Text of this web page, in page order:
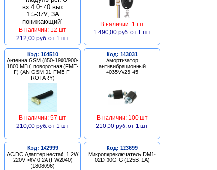
В наличии: 12 шт
212,00 руб. от 1 шт
В наличии: 1 шт
1 490,00 руб. от 1 шт
Код: 104510
Антенна GSM (850-1900/900-
1800 МГц) поворотная (FME-
F) (AN-GSM-01-FME-F-
ROTARY)
В наличии: 57 шт
210,00 руб. от 1 шт
Код: 143031
Амортизатор
антивибрационный
4035VV23-45
В наличии: 100 шт
210,00 руб. от 1 шт
Код: 142999
AC/DC Адаптер нестаб. 1,2W
220V->6V 0,2A (FW2040)
(1808096)
Код: 123699
Микропереключатель DM1-
02D-30G-G (125В, 1А)